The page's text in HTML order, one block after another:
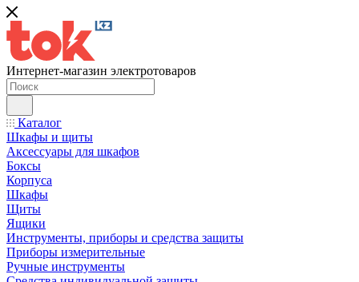
Интернет-магазин электротоваров
Каталог
Шкафы и щиты
Аксессуары для шкафов
Боксы
Корпуса
Шкафы
Щиты
Ящики
Инструменты, приборы и средства защиты
Приборы измерительные
Ручные инструменты